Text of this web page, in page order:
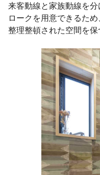
来客動線と家族動線を
ロークを用意できるた
整理整頓された空間を保